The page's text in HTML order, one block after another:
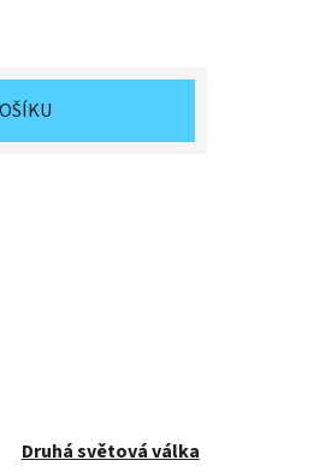
Druhá světová válka